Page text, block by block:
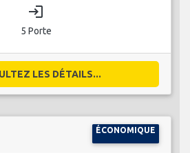
login
5 Porte
LES DÉTAILS...
ÉCONOMIQUE